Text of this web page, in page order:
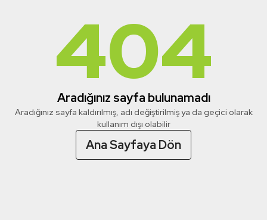
404
Aradığınız sayfa bulunamadı
Aradığınız sayfa kaldırılmış, adı değiştirilmiş ya da geçici olarak
kullanım dışı olabilir
Ana Sayfaya Dön